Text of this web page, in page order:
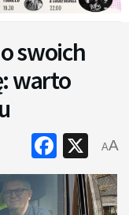
swoich
warto
X
AA